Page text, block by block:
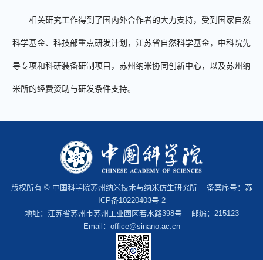
相关研究工作得到了国内外合作者的大力支持，受到国家自然
科学基金、科技部重点研发计划，江苏省自然科学基金，中科院先
导专项和科研装备研制项目，苏州纳米协同创新中心，以及苏州纳
米所的经费资助与研发条件支持。
版权所有 © 中国科学院苏州纳米技术与纳米仿生研究所 备案序号： 苏
ICP备10220403号-2
地址：江苏省苏州市苏州工业园区若水路398号 邮编：215123
Email：office@sinano.ac.cn